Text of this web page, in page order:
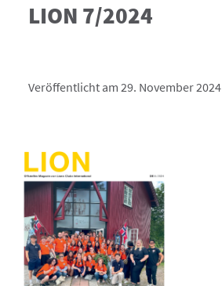
LION 7/2024
Veröffentlicht am 29. November 2024